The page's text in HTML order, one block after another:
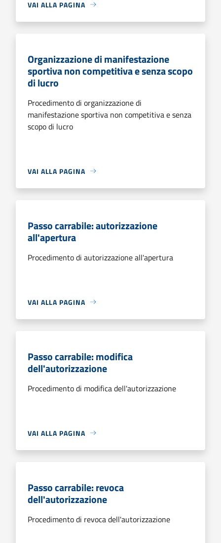
VAI ALLA PAGINA
Organizzazione di manifestazione
sportiva non competitiva e senza scopo
di lucro
Procedimento di organizzazione di
manifestazione sportiva non competitiva e senza
scopo di lucro
VAI ALLA PAGINA
Passo carrabile: autorizzazione
all'apertura
Procedimento di autorizzazione all'apertura
VAI ALLA PAGINA
Passo carrabile: modifica
dell'autorizzazione
Procedimento di modifica dell'autorizzazione
VAI ALLA PAGINA
Passo carrabile: revoca
dell'autorizzazione
Procedimento di revoca dell'autorizzazione